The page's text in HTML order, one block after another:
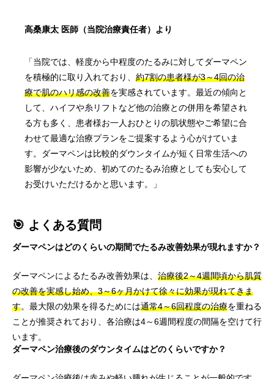
高桑康太 医師（当院治療責任者）より
「当院では、軽度から中程度のたるみに対してダーマペン
を積極的に取り入れており、 約7割の患者様が3～4回の治
療で肌のハリ感の改善を実感されています。最近の傾向と
して、ハイフや糸リフトなど他の治療との併用を希望され
る方も多く、患者様お一人おひとりの肌状態やご希望に合
わせて最適な治療プランをご提案するよう心がけていま
す。ダーマペンは比較的ダウンタイムが短く日常生活への
影響が少ないため、初めてのたるみ治療としても安心して
お受けいただけるかと思います。」
🎯 よくある質問
ダーマペンはどのくらいの期間でたるみ改善効果が現れますか？
ダーマペンによるたるみ改善効果は、 治療後2～4週間頃から肌質
の改善を実感し始め、3～6ヶ月かけて徐々に効果が現れてきま
す。最大限の効果を得るためには通常4～6回程度の治療を重ねる
ことが推奨されており、各治療は4～6週間程度の間隔を空けて行
います。
ダーマペン治療後のダウンタイムはどのくらいですか？